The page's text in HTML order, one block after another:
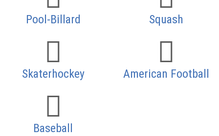
Pool-Billard Squash
Skaterhockey American Football
Baseball